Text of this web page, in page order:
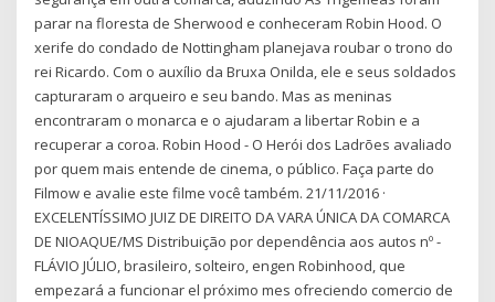
parar na floresta de Sherwood e conheceram Robin Hood. O
xerife do condado de Nottingham planejava roubar o trono do
rei Ricardo. Com o auxílio da Bruxa Onilda, ele e seus soldados
capturaram o arqueiro e seu bando. Mas as meninas
encontraram o monarca e o ajudaram a libertar Robin e a
recuperar a coroa. Robin Hood - O Herói dos Ladrões avaliado
por quem mais entende de cinema, o público. Faça parte do
Filmow e avalie este filme você também. 21/11/2016 ·
EXCELENTÍSSIMO JUIZ DE DIREITO DA VARA ÚNICA DA COMARCA
DE NIOAQUE/MS Distribuição por dependência aos autos nº -
FLÁVIO JÚLIO, brasileiro, solteiro, engen Robinhood, que
empezará a funcionar el próximo mes ofreciendo comercio de